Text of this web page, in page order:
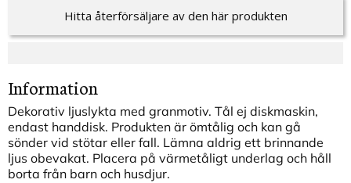
Hitta återförsäljare av den här produkten
Information
Dekorativ ljuslykta med granmotiv. Tål ej diskmaskin,
endast handdisk. Produkten är ömtålig och kan gå
sönder vid stötar eller fall. Lämna aldrig ett brinnande
ljus obevakat. Placera på värmetåligt underlag och håll
borta från barn och husdjur.